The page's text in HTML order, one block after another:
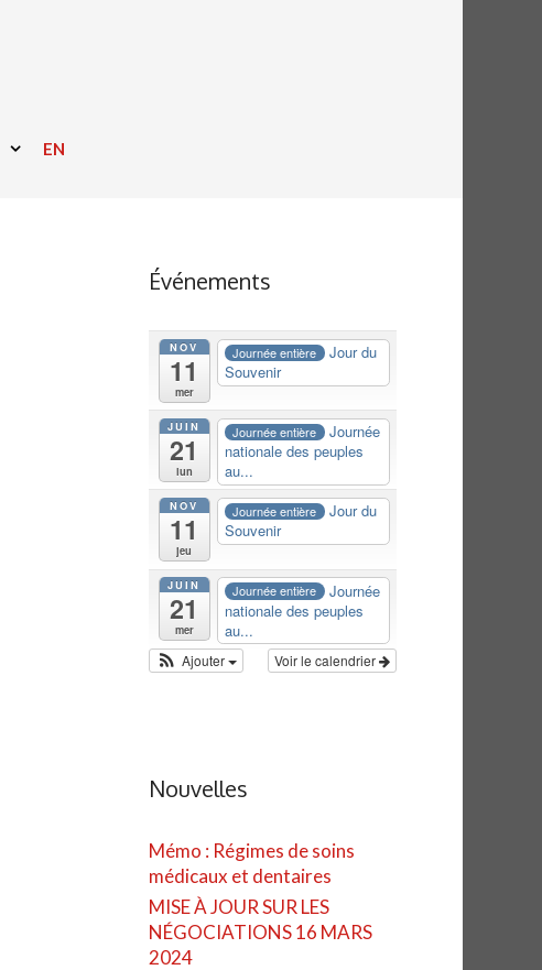
EN
Événements
NOV
11
mer
Journée entière
Jour du
Souvenir
JUIN
21
lun
Journée entière
Journée
nationale des peuples
au...
NOV
11
jeu
Journée entière
Jour du
Souvenir
JUIN
21
mer
Journée entière
Journée
nationale des peuples
au...
Voir le calendrier
Ajouter
Nouvelles
Mémo : Régimes de soins
médicaux et dentaires
MISE À JOUR SUR LES
NÉGOCIATIONS 16 MARS
2024